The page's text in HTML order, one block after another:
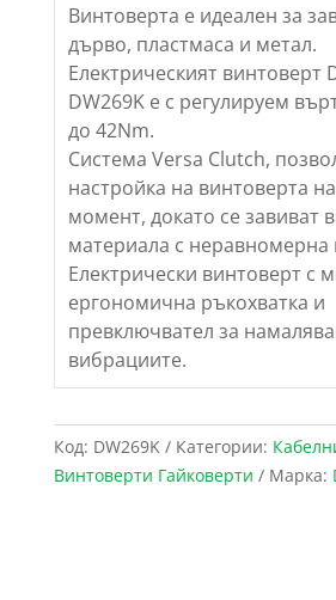
Винтоверта е идеален за
дърво, пластмаса и метал.
Електрическият винтоверт
DW269K е с регулируем
до 42Nm.
Система Versa Clutch,
настройка на винтоверта
момент, докато се завиват
материала с неравномерна
Електрически винтоверт с
ергономична ръкохватка и
превключвател за
вибрациите.
Код: DW269K Категории:
Винтоверти Гайковерти
Марка: